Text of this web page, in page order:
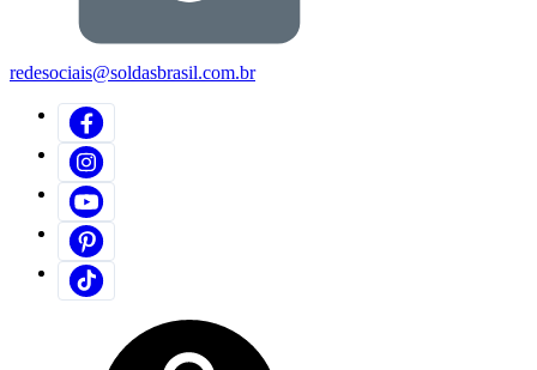
redesociais@soldasbrasil.com.br